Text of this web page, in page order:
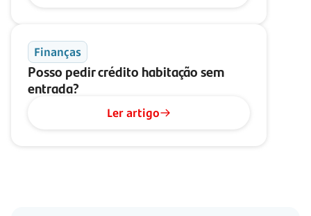
Finanças
Posso pedir crédito habitação sem
entrada?
Ler artigo